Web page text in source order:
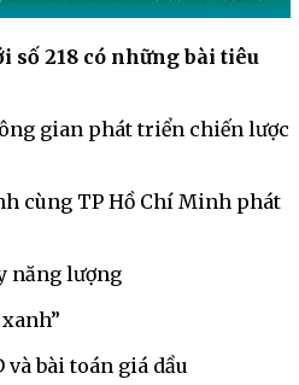
số 218 có những bài tiêu
gian phát triển chiến lược
cùng TP Hồ Chí Minh phát
năng lượng
và bài toán giá dầu